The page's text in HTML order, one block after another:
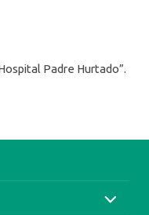
Padre Hurtado”.